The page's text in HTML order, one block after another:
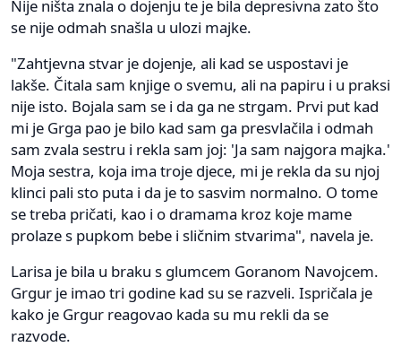
Nije ništa znala o dojenju te je bila depresivna zato što
se nije odmah snašla u ulozi majke.
"Zahtjevna stvar je dojenje, ali kad se uspostavi je
lakše. Čitala sam knjige o svemu, ali na papiru i u praksi
nije isto. Bojala sam se i da ga ne strgam. Prvi put kad
mi je Grga pao je bilo kad sam ga presvlačila i odmah
sam zvala sestru i rekla sam joj: 'Ja sam najgora majka.'
Moja sestra, koja ima troje djece, mi je rekla da su njoj
klinci pali sto puta i da je to sasvim normalno. O tome
se treba pričati, kao i o dramama kroz koje mame
prolaze s pupkom bebe i sličnim stvarima", navela je.
Larisa je bila u braku s glumcem Goranom Navojcem.
Grgur je imao tri godine kad su se razveli. Ispričala je
kako je Grgur reagovao kada su mu rekli da se
razvode.